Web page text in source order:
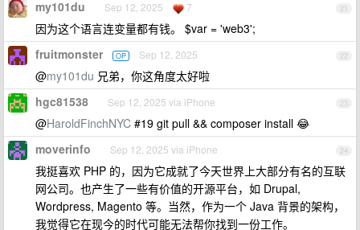
21
my101du Sep 12, 2025 7
因为这个语言连变量都有钱。 $var = 'web3';
22
fruitmonster OP Sep 12, 2025
@my101du 兄弟，你这角度太好啦
23
hgc81538 Sep 12, 2025 via iPhone
@HaroldFinchNYC #19 git pull && composer install 😂
24
moverinfo Sep 12, 2025 via iPhone
我挺喜欢 PHP 的，因为它成就了今天世界上大部分有名的互联
网公司。也产生了一些有价值的开源平台，如 Drupal,
Wordpress, Magento 等。当然，作为一个 Java 背景的架构，
我觉得它在现今的时代可能无法帮你找到一份工作。